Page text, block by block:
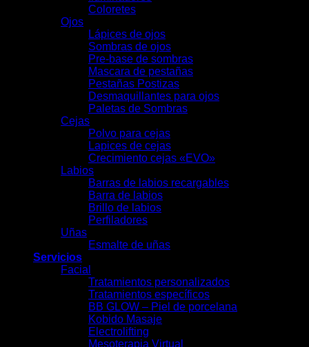
Coloretes
Ojos
Lápices de ojos
Sombras de ojos
Pre-base de sombras
Mascara de pestañas
Pestañas Postizas
Desmaquillantes para ojos
Paletas de Sombras
Cejas
Polvo para cejas
Lapices de cejas
Crecimiento cejas «EVO»
Labios
Barras de labios recargables
Barra de labios
Brillo de labios
Perfiladores
Uñas
Esmalte de uñas
Servicios
Facial
Tratamientos personalizados
Tratamientos específicos
BB GLOW – Piel de porcelana
Kobido Masaje
Electrolifting
Mesoterapia Virtual